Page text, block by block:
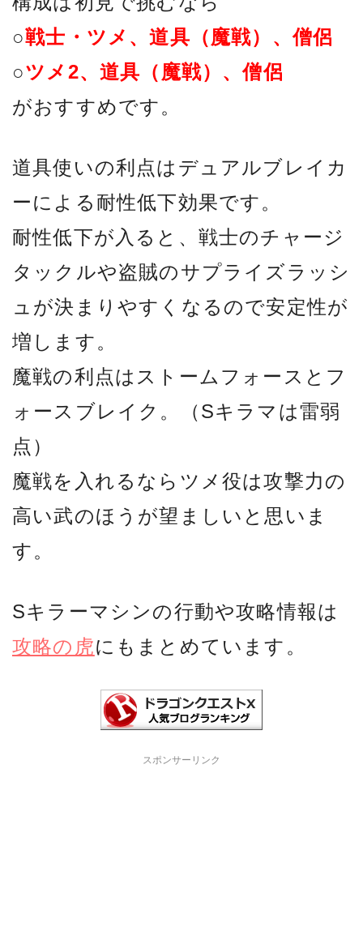
○戦士・ツメ、道具（魔戦）、僧侶
○ツメ2、道具（魔戦）、僧侶
がおすすめです。
道具使いの利点はデュアルブレイカ
ーによる耐性低下効果です。
耐性低下が入ると、戦士のチャージ
タックルや盗賊のサプライズラッシ
ュが決まりやすくなるので安定性が
増します。
魔戦の利点はストームフォースとフ
ォースブレイク。（Sキラマは雷弱
点）
魔戦を入れるならツメ役は攻撃力の
高い武のほうが望ましいと思いま
す。
Sキラーマシンの行動や攻略情報は
攻略の虎にもまとめています。
スポンサーリンク